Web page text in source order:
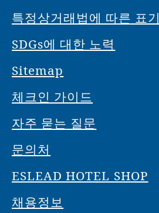
특정상거래법에 따른 표기
SDGs에 대한 노력
Sitemap
체크인 가이드
자주 묻는 질문
문의처
ESLEAD HOTEL SHOP
채용정보